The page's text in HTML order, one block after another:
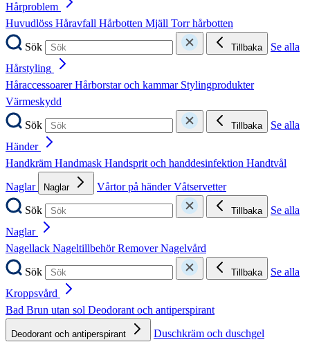
Hårproblem
Huvudlöss Håravfall Hårbotten Mjäll Torr hårbotten
Sök
Tillbaka
Se alla
Hårstyling
HåraccessoarerHårborstar och kammar Stylingprodukter
Värmeskydd
Sök
Tillbaka
Se alla
Händer
Handkräm Handmask Handsprit och handdesinfektion Handtvål
Naglar
Naglar Vårtor på händerVåtservetter
Sök
Tillbaka
Se alla
Naglar
Nagellack NageltillbehörRemoverNagelvård
Sök
Tillbaka
Se alla
Kroppsvård
Bad Brun utan sol Deodorant och antiperspirant
Deodorant och antiperspirant
Duschkräm och duschgel